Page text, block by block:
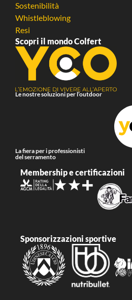
Sostenibilità
Whistleblowing
Resi
Scopri il mondo Colfert
Le nostre soluzioni per l’outdoor
La fiera per i professionisti
del serramento
Membership e certificazioni
Sponsorizzazioni sportive